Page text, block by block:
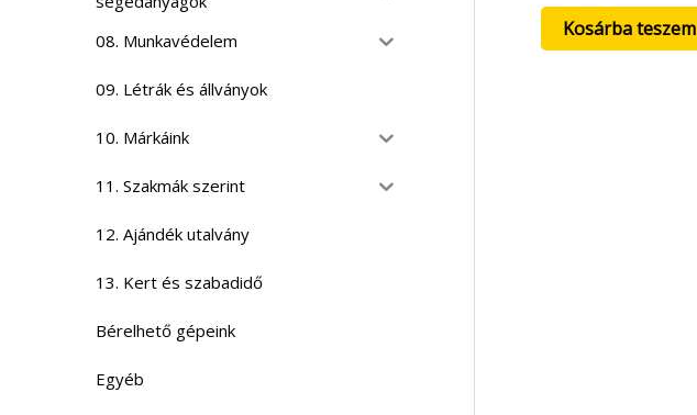
08. Munkavédelem
09. Létrák és állványok
10. Márkáink
11. Szakmák szerint
12. Ajándék utalvány
13. Kert és szabadidő
Bérelhető gépeink
Egyéb
Kosárba teszem